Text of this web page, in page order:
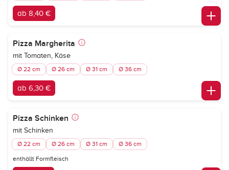
ab 8,40 €
Pizza Margherita
mit Tomaten, Käse
Ø 22 cm Ø 26 cm Ø 31 cm Ø 36 cm
ab 6,30 €
Pizza Schinken
mit Schinken
Ø 22 cm Ø 26 cm Ø 31 cm Ø 36 cm
enthällt Formfleisch